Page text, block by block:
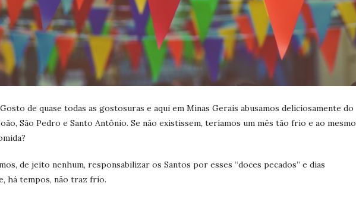
de quase todas as gostosuras e aqui em Minas Gerais abusamos deliciosamente do
São Pedro e Santo Antônio. Se não existissem, teríamos um mês tão frio e ao mesmo
de jeito nenhum, responsabilizar os Santos por esses “doces pecados” e dias
há tempos, não traz frio.